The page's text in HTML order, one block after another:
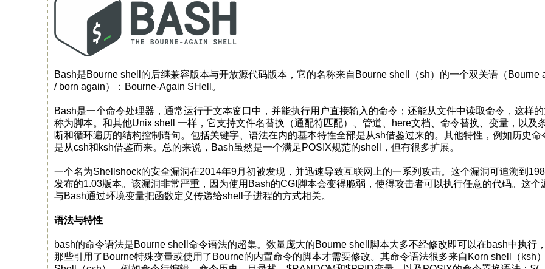
Bash是Bourne shell的后继兼容版本与开放源代码版本，它的名称来自Bourne shell（sh）的一个双关语（Bourne
/ born again）：Bourne-Again SHell。
Bash是一个命令处理器，通常运行于文本窗口中，并能执行用户直接输入的命令；还能从文件中读取命令，这样
称为脚本。和其他Unix shell 一样，它支持文件名替换（通配符匹配）、管道、here文档、命令替换、变量，以及
断和循环遍历的结构控制语句。包括关键字、语法在内的基本特性全部是从sh借鉴过来的。其他特性，例如历史命
是从csh和ksh借鉴而来。总的来说，Bash虽然是一个满足POSIX规范的shell，但有很多扩展。
一个名为Shellshock的安全漏洞在2014年9月初被发现，并迅速导致互联网上的一系列攻击。这个漏洞可追溯到
发布的1.03版本。该漏洞非常严重，因为使用Bash的CGI脚本会变得脆弱，使得攻击者可以执行任意的代码。这个
与Bash通过环境变量把函数定义传递给shell子进程的方式相关。
语法与特性
bash的命令语法是Bourne shell命令语法的超集。数量庞大的Bourne shell脚本大多不经修改即可以在bash中执行
那些引用了Bourne特殊变量或使用了Bourne的内置命令的脚本才需要修改。其命令语法很多来自Korn shell（ksh